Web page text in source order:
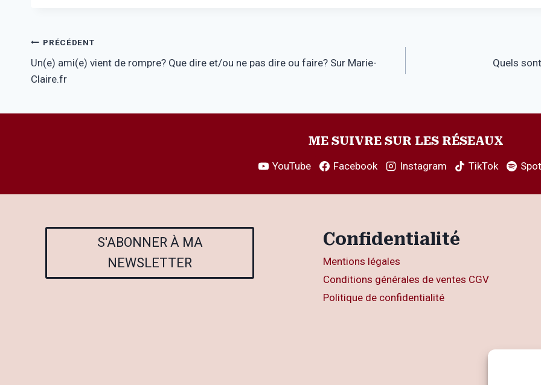
Navigation
de
PRÉCÉDENT
Un(e) ami(e) vient de rompre? Que dire et/ou ne pas dire ou faire? Sur Marie-
Claire.fr
Quels
ME SUIVRE SUR LES RÉSEAUX
YouTube Facebook Instagram TikTok
S'ABONNER À MA
NEWSLETTER
Confidentialité
Mentions légales
Conditions générales de ventes CGV
Politique de confidentialité